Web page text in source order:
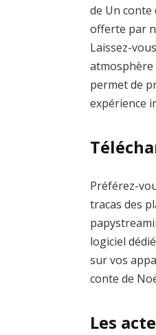
de Un conte
offerte par
Laissez-
atmosphère
permet de
expérience
Préférez-
tracas des
logiciel
sur vos
conte de
Les